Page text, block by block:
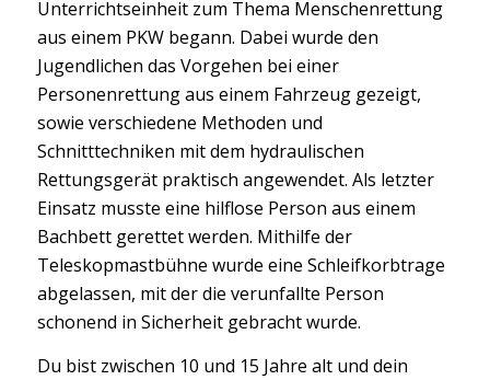
Unterrichtseinheit zum Thema Menschenrettung
aus einem PKW begann. Dabei wurde den
Jugendlichen das Vorgehen bei einer
Personenrettung aus einem Fahrzeug gezeigt,
sowie verschiedene Methoden und
Schnitttechniken mit dem hydraulischen
Rettungsgerät praktisch angewendet. Als letzter
Einsatz musste eine hilflose Person aus einem
Bachbett gerettet werden. Mithilfe der
Teleskopmastbühne wurde eine Schleifkorbtrage
abgelassen, mit der die verunfallte Person
schonend in Sicherheit gebracht wurde.
Du bist zwischen 10 und 15 Jahre alt und dein